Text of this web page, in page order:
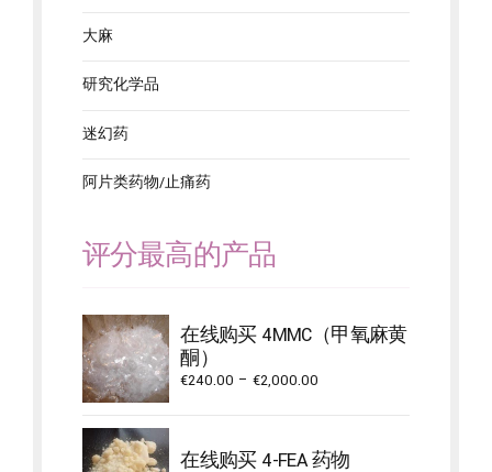
大麻
研究化学品
迷幻药
阿片类药物/止痛药
评分最高的产品
在线购买 4MMC（甲氧麻黄
酮）
€240.00 – €2,000.00
through
在线购买 4-FEA 药物